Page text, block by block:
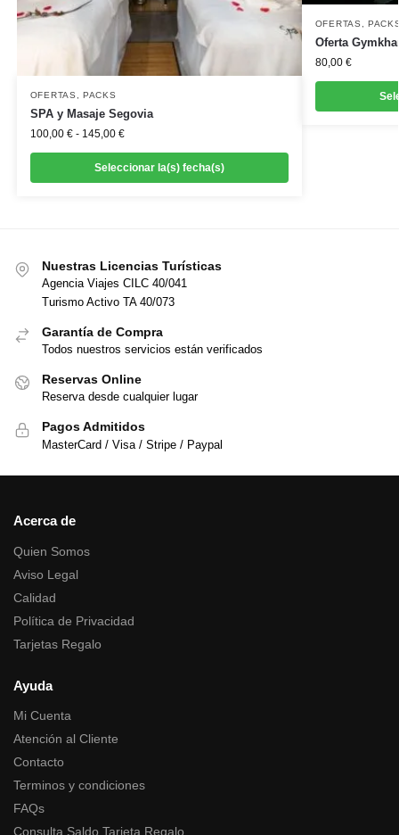
OFERTAS ,PACKS
SPA y Masaje Segovia
100,00 € - 145,00 €
Seleccionar la(s) fecha(s)
OFERTAS ,
Oferta
80,00 €
Nuestras Licencias Turísticas
Agencia Viajes CILC 40/041
Turismo Activo TA 40/073
Garantía de Compra
Todos nuestros servicios están verificados
Reservas Online
Reserva desde cualquier lugar
Pagos Admitidos
MasterCard / Visa / Stripe / Paypal
Acerca de
Quien Somos
Aviso Legal
Calidad
Política de Privacidad
Tarjetas Regalo
Ayuda
Mi Cuenta
Atención al Cliente
Contacto
Terminos y condiciones
FAQs
Consulta Saldo Tarjeta Regalo